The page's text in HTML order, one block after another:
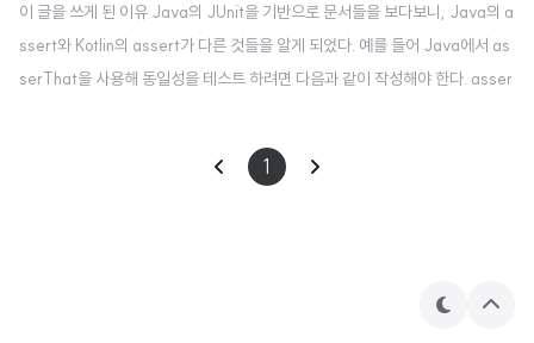
이 글을 쓰게 된 이유 Java의 JUnit을 기반으로 문서들을 보다보니, Java의 a
ssert와 Kotlin의 assert가 다른 것들을 알게 되었다. 예를 들어 Java에서 as
serThat을 사용해 동일성을 테스트 하려면 다음과 같이 작성해야 한다. asser
assertEquals("a","a") 이러한 차이가 여러개 있다 보니 Unit Testing을 알아
보는데 방해가 되어서 이번 글에서 정리하고 넘어가고자 한다. Kotlin의 assert
1
테
상